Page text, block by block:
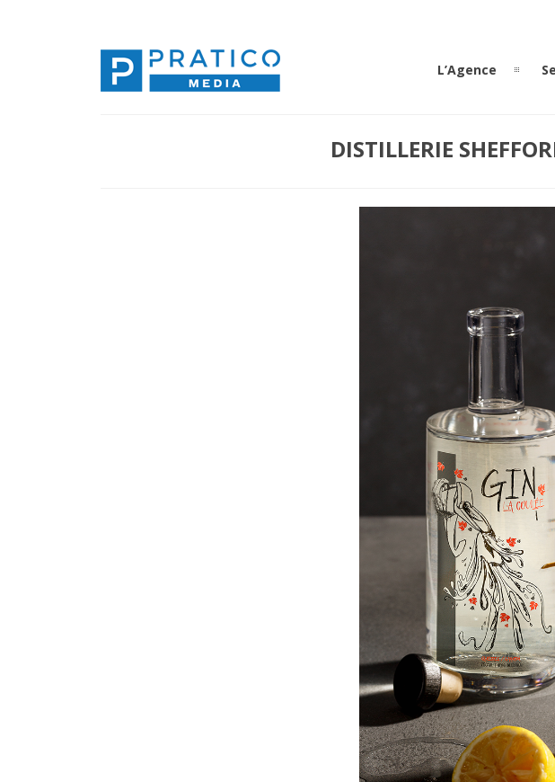
L’Agence
DISTILLERIE